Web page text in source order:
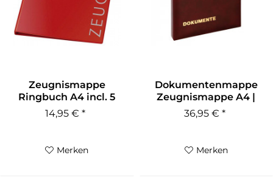
Zeugnismappe
Ringbuch A4 incl. 5
Hüllen rot
14,95 € *
Merken
Dokumentenmappe
Zeugnismappe A4 |
Kunstleder...
36,95 € *
Merken